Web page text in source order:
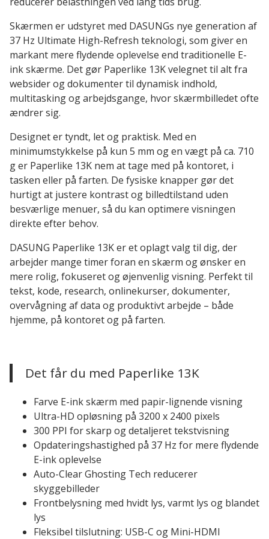
Skærmen er udstyret med DASUNGs nye generation af
37 Hz Ultimate High-Refresh teknologi, som giver en
markant mere flydende oplevelse end traditionelle E-
ink skærme. Det gør Paperlike 13K velegnet til alt fra
websider og dokumenter til dynamisk indhold,
multitasking og arbejdsgange, hvor skærmbilledet ofte
ændrer sig.
Designet er tyndt, let og praktisk. Med en
minimumstykkelse på kun 5 mm og en vægt på ca. 710
g er Paperlike 13K nem at tage med på kontoret, i
tasken eller på farten. De fysiske knapper gør det
hurtigt at justere kontrast og billedtilstand uden
besværlige menuer, så du kan optimere visningen
direkte efter behov.
DASUNG Paperlike 13K er et oplagt valg til dig, der
arbejder mange timer foran en skærm og ønsker en
mere rolig, fokuseret og øjenvenlig visning. Perfekt til
tekst, kode, research, onlinekurser, dokumenter,
overvågning af data og produktivt arbejde – både
hjemme, på kontoret og på farten.
Det får du med Paperlike 13K
Farve E-ink skærm med papir-lignende visning
Ultra-HD opløsning på 3200 x 2400 pixels
300 PPI for skarp og detaljeret tekstvisning
Opdateringshastighed på 37 Hz for mere flydende
E-ink oplevelse
Auto-Clear Ghosting Tech reducerer
skyggebilleder
Frontbelysning med hvidt lys, varmt lys og blandet
lys
Fleksibel tilslutning: USB-C og Mini-HDMI